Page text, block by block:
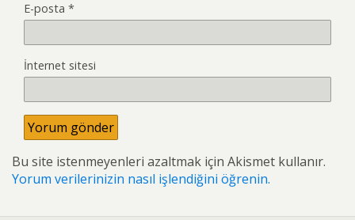
E-posta *
İnternet sitesi
Bu site istenmeyenleri azaltmak için Akismet kullanır.
Yorum verilerinizin nasıl işlendiğini öğrenin.